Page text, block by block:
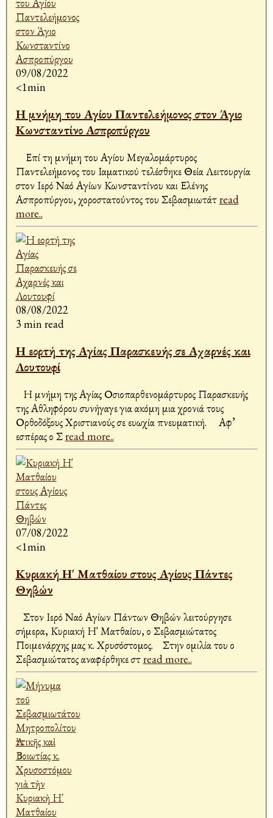
09/08/2022
<1min
Η μνήμη του Αγίου Παντελεήμονος στον Άγιο
Κωνσταντίνο Ασπροπύργου
Επί τη μνήμη του Αγίου Μεγαλομάρτυρος
Παντελεήμονος του Ιαματικού τελέσθηκε Θεία Λειτουργία
στον Ιερό Ναό Αγίων Κωνσταντίνου και Ελένης
Ασπροπύργου, χοροστατούντος του Σεβασμιωτάτread
more..
08/08/2022
3 min read
Η εορτή της Αγίας Παρασκευής σε Αχαρνές και
Λουτουφί
Η μνήμη της Αγίας Οσιοπαρθενομάρτυρος Παρασκευής
της Αθληφόρου συνήγαγε για ακόμη μια χρονιά τους
Ορθοδόξους Χριστιανούς σε ευωχία πνευματική. Αφ’
εσπέρας ο Σread more..
07/08/2022
<1min
Κυριακή Η' Ματθαίου στους Αγίους Πάντες
Θηβών
Στον Ιερό Ναό Αγίων Πάντων Θηβών λειτούργησε
σήμερα, Κυριακή Η' Ματθαίου, ο Σεβασμιώτατος
Ποιμενάρχης μας κ. Χρυσόστομος. Στην ομιλία του ο
Σεβασμιώτατος αναφέρθηκε στread more..